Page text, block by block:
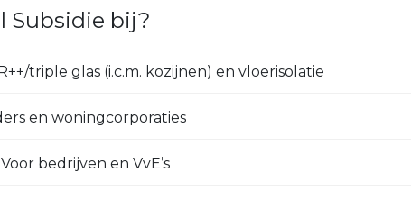
Subsidie bij?
triple glas (i.c.m. kozijnen) en vloerisolatie
en woningcorporaties
bedrijven en VvE’s